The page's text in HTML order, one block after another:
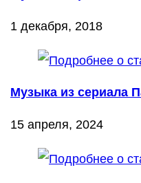
1 декабря, 2018
Музыка из сериала
15 апреля, 2024